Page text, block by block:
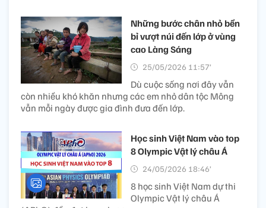
Những bước chân nhỏ bền
bỉ vượt núi đến lớp ở vùng
cao Làng Sáng
25/05/2026 11:57’
Dù cuộc sống nơi đây vẫn
còn nhiều khó khăn nhưng các em nhỏ dân tộc Mông
vẫn mỗi ngày được gia đình đưa đến lớp.
Học sinh Việt Nam vào top
8 Olympic Vật lý châu Á
24/05/2026 18:46’
8 học sinh Việt Nam dự thi
Olympic Vật lý châu Á